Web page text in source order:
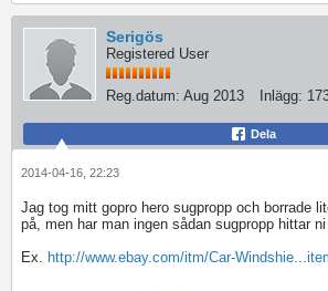
Serigös
Registered User
Reg.datum: Aug 2013 Inlägg:
Dela
2014-04-16, 22:23
Jag tog mitt gopro hero sugpropp och borrade
på, men har man ingen sådan sugpropp hittar
Ex. http://www.ebay.com/itm/Car-